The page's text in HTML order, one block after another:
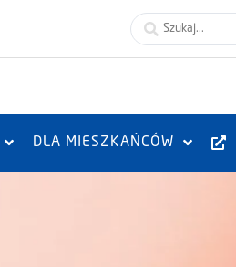
DLA MIESZKAŃCÓW